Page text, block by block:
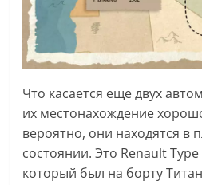
Что касается еще двух
их местонахождение
вероятно, они находятся в
состоянии. Это Renault Type
который был на борту